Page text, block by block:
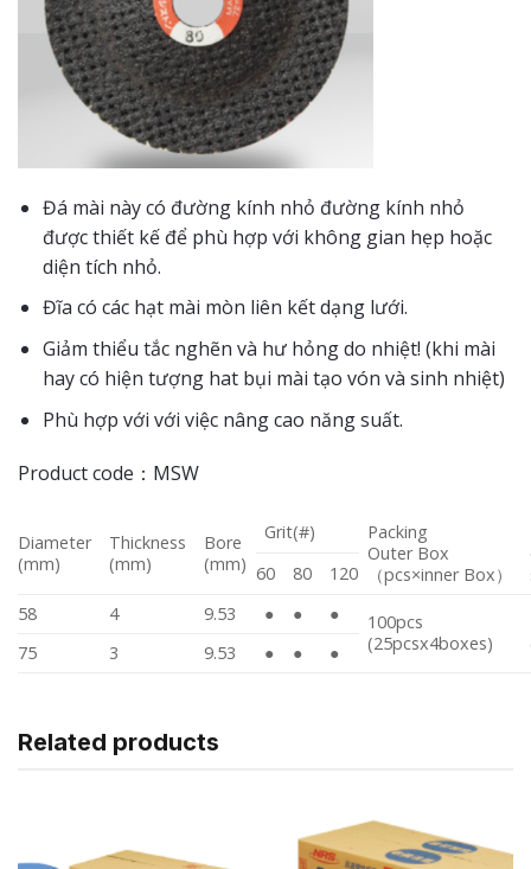
Đá mài này có đường kính nhỏ đường kính nhỏ
được thiết kế để phù hợp với không gian hẹp hoặc
diện tích nhỏ.
Đĩa có các hạt mài mòn liên kết dạng lưới.
Giảm thiểu tắc nghẽn và hư hỏng do nhiệt! (khi mài
hay có hiện tượng hat bụi mài tạo vón và sinh nhiệt)
Phù hợp với với việc nâng cao năng suất.
Product code：MSW
Diameter
(mm)
Thickness
(mm)
Bore
(mm)
Grit(#)
Packing
Outer Box
（pcs×inner Box）
60 80
120
58
4 9.53 ● ● ●
100pcs
(25pcsx4boxes)
75 3 9.53 ● ● ●
Related products